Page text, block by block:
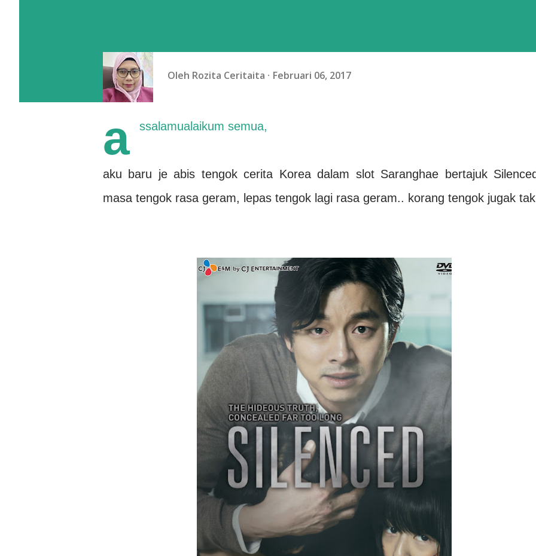
Oleh Rozita Ceritaita Februari 06, 2017
a ssalamualaikum semua,
aku baru je abis tengok cerita Korea dalam slot Saranghae bertajuk
masa tengok rasa geram, lepas tengok lagi rasa geram.. korang tengok jugak